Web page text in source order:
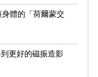
體的「荷爾蒙交
更好的磁振造影